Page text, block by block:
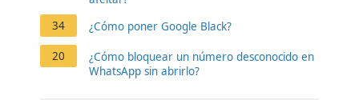
34
¿Cómo poner Google Black?
20
¿Cómo bloquear un número desconocido en
WhatsApp sin abrirlo?